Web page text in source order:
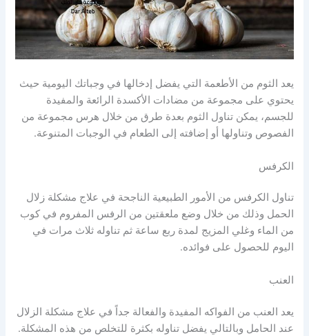
يعد الثوم من الأطعمة التي يفضل إدخالها في وجباتك اليومية حيث
يحتوي على مجموعة من مضادات الأكسدة الرائعة والمفيدة
للجسم، يمكن تناول الثوم بعدة طرق من خلال هرس مجموعة من
الفصوص وتناولها أو إضافته إلى الطعام في الوجبات المتنوعة.
الكرفس
تناول الكرفس من الأمور الطبيعية الناجحة في علاج مشكلة زلال
الحمل وذلك من خلال وضع ملعقتين من الرفس المفروم في كوب
من الماء وغلي المزيج لمدة ربع ساعة ثم تناوله ثلاث مرات في
اليوم للحصول على فوائده.
العنب
يعد العنب من الفواكه المفيدة والفعالة جداً في علاج مشكلة الزلال
عند الحامل وبالتالي يفضل تناوله بكثرة للتخلص من هذه المشكلة.